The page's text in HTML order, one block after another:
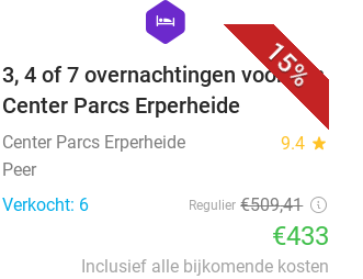
15%
hexagon
hotel
3, 4 of 7 overnachtingen voor 4 in
Center Parcs Erperheide
Center Parcs Erperheide 9.4 star
Peer
Verkocht: 6
Regulier €509,41
€433
Inclusief alle bijkomende kosten